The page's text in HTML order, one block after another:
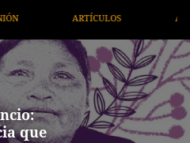
ARTÍCULOS ARTE /
que